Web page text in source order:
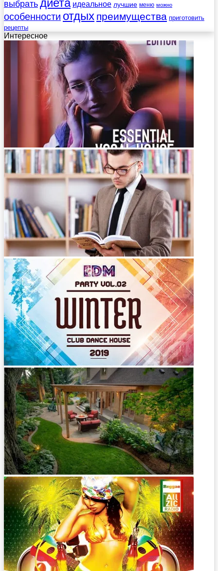
выбрать идеальное лучшие меню можно
особенности отдых преимущества приготовить
рецепты
Интересное